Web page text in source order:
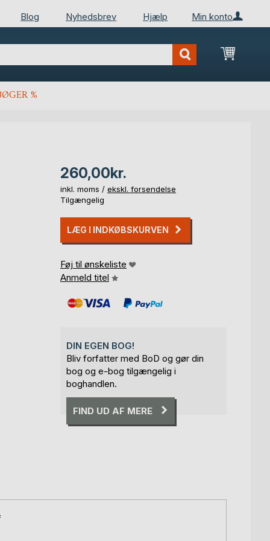
Min konto
Blog Nyhedsbrev Hjælp
Min
%
260,00kr.
inkl. moms / ekskl. forsendelse
Tilgængelig
LÆG I INDKØBSKURVEN
Føj til ønskeliste
Anmeld titel
DIN EGEN BOG!
Bliv forfatter med BoD og gør din
bog og e-bog tilgængelig i
boghandlen.
FIND UD AF MERE